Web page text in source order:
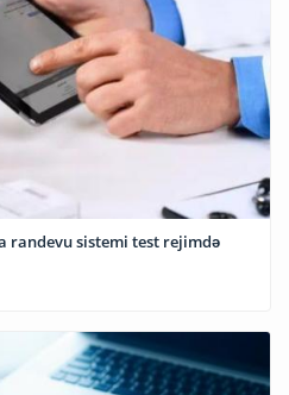
randevu sistemi test rejimdə